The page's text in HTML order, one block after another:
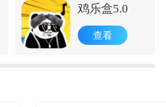
鸡乐盒5.0
查看